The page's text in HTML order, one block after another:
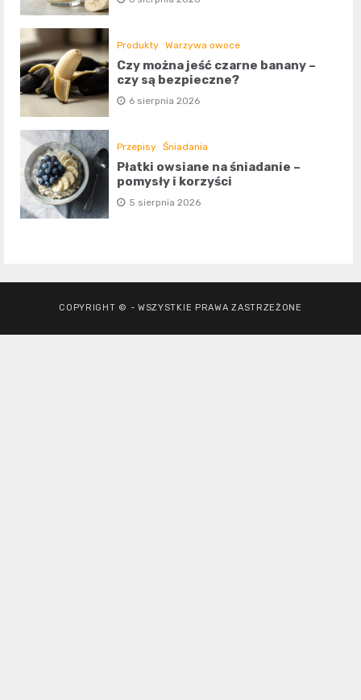
Produkty Warzywa owoce
Czy można jeść czarne banany –
czy są bezpieczne?
6 sierpnia 2026
Przepisy Śniadania
Płatki owsiane na śniadanie –
pomysły i korzyści
5 sierpnia 2026
COPYRIGHT © - WSZYSTKIE PRAWA ZASTRZEŻONE